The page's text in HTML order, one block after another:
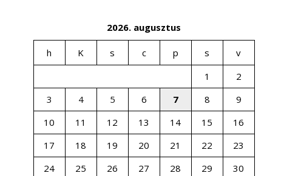
2026. augusztus
h K s c p s
v
1
2
3
4 5 6 7 8
9
10
11 12 13 14 15
16
17
18 19 20 21 22
23
24
25 26 27 28 29
30